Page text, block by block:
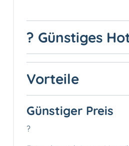
? Günstiges
Vorteile
Günstiger Preis
?️